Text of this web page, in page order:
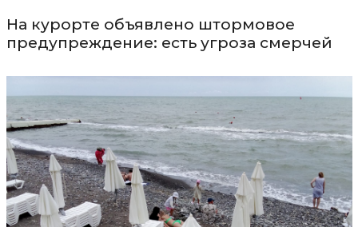
На курорте объявлено штормовое
предупреждение: есть угроза смерчей